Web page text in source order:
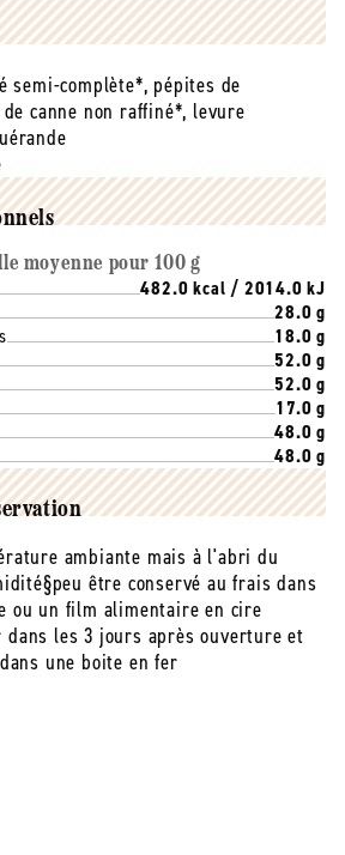
semi-complète*, pépites de
canne non raffiné*, levure
moyenne pour 100 g
482.0 kcal / 2014.0 kJ
28.0 g
18.0 g
52.0 g
52.0 g
17.0 g
48.0 g
48.0 g
ambiante mais à l'abri du
être conservé au frais dans
ou un film alimentaire en cire
dans les 3 jours après ouverture et
une boite en fer